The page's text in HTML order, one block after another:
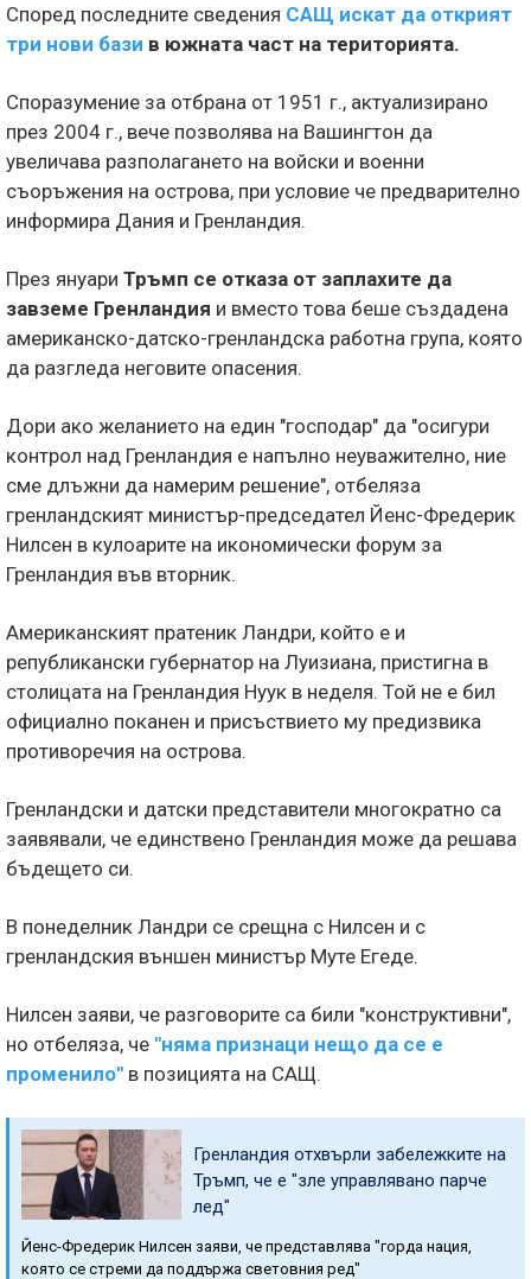
Според последните сведения САЩ искат да открият
три нови бази в южната част на територията.
Споразумение за отбрана от 1951 г., актуализирано
през 2004 г., вече позволява на Вашингтон да
увеличава разполагането на войски и военни
съоръжения на острова, при условие че предварително
информира Дания и Гренландия.
През януари Тръмп се отказа от заплахите да
завземе Гренландия и вместо това беше създадена
американско-датско-гренландска работна група, която
да разгледа неговите опасения.
Дори ако желанието на един "господар" да "осигури
контрол над Гренландия е напълно неуважително, ние
сме длъжни да намерим решение", отбеляза
гренландският министър-председател Йенс-Фредерик
Нилсен в кулоарите на икономически форум за
Гренландия във вторник.
Американският пратеник Ландри, който е и
републикански губернатор на Луизиана, пристигна в
столицата на Гренландия Нуук в неделя. Той не е бил
официално поканен и присъствието му предизвика
противоречия на острова.
Гренландски и датски представители многократно са
заявявали, че единствено Гренландия може да решава
бъдещето си.
В понеделник Ландри се срещна с Нилсен и с
гренландския външен министър Муте Егеде.
Нилсен заяви, че разговорите са били "конструктивни",
но отбеляза, че "няма признаци нещо да се е
променило" в позицията на САЩ.
Гренландия отхвърли забележките на
Тръмп, че е "зле управлявано парче
лед"
Йенс-Фредерик Нилсен заяви, че представлява "горда нация,
която се стреми да поддържа световния ред"